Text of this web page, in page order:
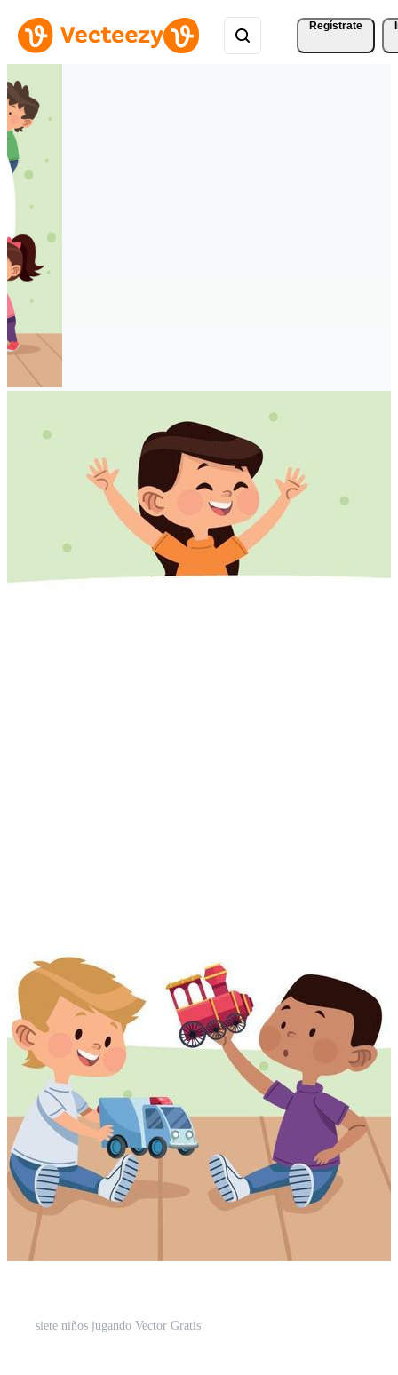
Regístrate
siete niños jugando Vector Gratis